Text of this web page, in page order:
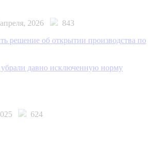
2026
843
решение об открытии производства по
давно исключенную норму
624